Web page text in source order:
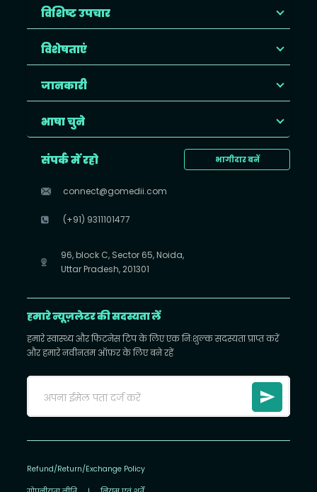
विशिष्ट उपचार
विशेषताएं
जानकारी
भाषा चुने
भागीदार बनें
संपर्क में रहो
connect@gomedii.com
(+91) 9311101477
96, block C, Sector 65, Noida,
Uttar Pradesh, 201301
हमारे न्यूज़लेटर की सदस्यता लें
हमारे स्वास्थ्य और फिटनेस टिप के लिए एक निःशुल्क सदस्यता प्राप्त करें
और हमारे नवीनतम ऑफ़र के लिए बने रहें
Refund/Return/Exchange Policy